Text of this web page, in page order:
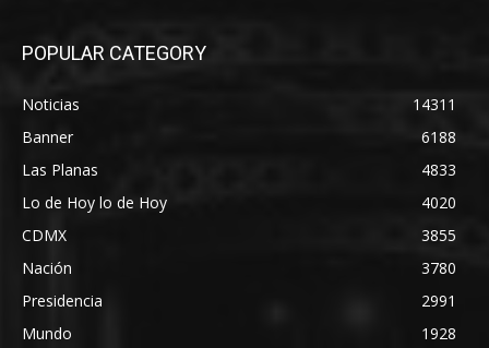
POPULAR CATEGORY
Noticias
14311
Banner
6188
Las Planas
4833
Lo de Hoy lo de Hoy
4020
CDMX
3855
Nación
3780
Presidencia
2991
Mundo
1928